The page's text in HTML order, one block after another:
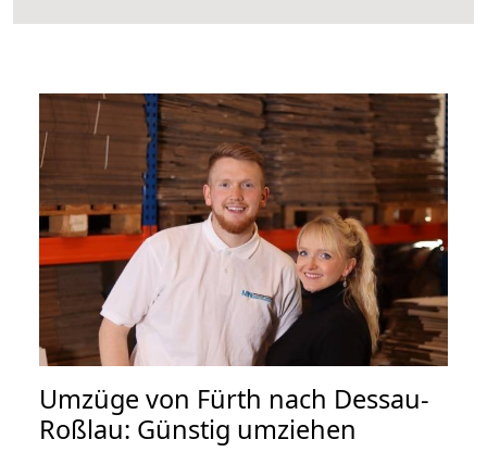
Umzüge von Fürth nach Dessau-
Roßlau: Günstig umziehen